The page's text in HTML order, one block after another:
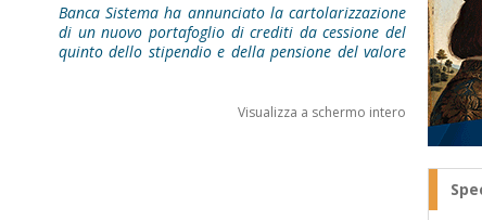
Banca Sistema ha annunciato la cartolarizzazione
di un nuovo portafoglio di crediti da cessione del
quinto dello stipendio e della pensione del valore
Visualizza a schermo intero